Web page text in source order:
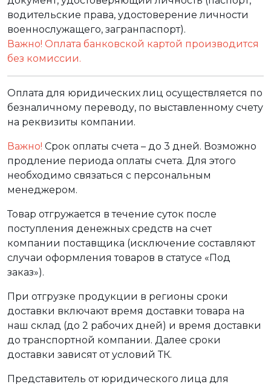
водительские права, удостоверение личности
военнослужащего, загранпаспорт).
Важно! Оплата банковской картой производится
без комиссии.
Оплата для юридических лиц осуществляется по
безналичному переводу, по выставленному счету
на реквизиты компании.
Важно! Срок оплаты счета – до 3 дней. Возможно
продление периода оплаты счета. Для этого
необходимо связаться с персональным
менеджером.
Товар отгружается в течение суток после
поступления денежных средств на счет
компании поставщика (исключение составляют
случаи оформления товаров в статусе «Под
заказ»).
При отгрузке продукции в регионы сроки
доставки включают время доставки товара на
наш склад (до 2 рабочих дней) и время доставки
до транспортной компании. Далее сроки
доставки зависят от условий ТК.
Представитель от юридического лица для